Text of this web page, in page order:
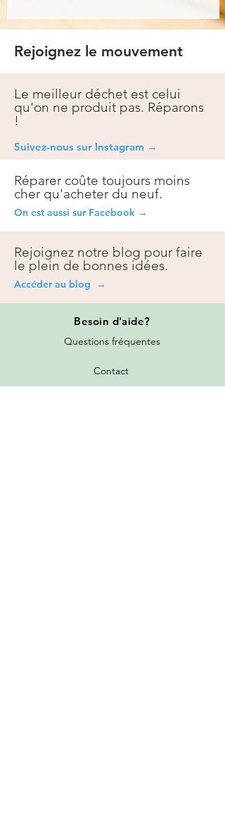
Rejoignez le mouvement
Le meilleur déchet est celui
qu'on ne produit pas. Réparons
!
Suivez-nous sur Instagram →
Réparer coûte toujours moins
cher qu'acheter du neuf.
On est aussi sur Facebook →
Rejoignez notre blog pour faire
le plein de bonnes idées.
Accéder au blog →
Besoin d'aide?
Questions fréquentes
Contact